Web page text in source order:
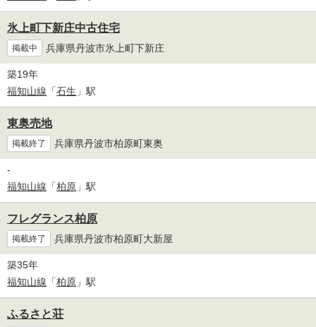
氷上町下新庄中古住宅
掲載中 兵庫県丹波市氷上町下新庄
築19年
福知山線 「石生 」駅
東奥売地
掲載終了 兵庫県丹波市柏原町東奥
-
福知山線 「柏原 」駅
フレグランス柏原
掲載終了 兵庫県丹波市柏原町大新屋
築35年
福知山線 「柏原 」駅
ふるさと荘